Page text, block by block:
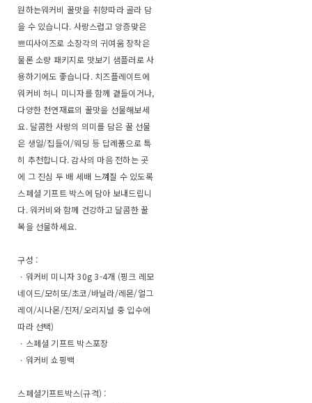
원하는워커비 꿀맛을 취향따라 골라 담
을 수 있습니다. 사랑스럽고 앙증맞은
쁘띠사이즈로 소장각의 귀여움 장착은
물론 소량 패키지로 맛보기 샘플러로 사
용하기에도 좋습니다. 치즈플레이트에
워커비 허니 미니자를 함께 곁들이거나,
다양한 천연재료의 꿀맛을 선물해보세
요. 달콤한 사랑의 의미를 담은 꿀 선물
은 생일/집들이/웨딩 등 답례품으로 특
히 추천합니다. 감사의 마음 전하는 곳
에 그 진심 두 배 세배 느껴질 수 있도록
스페셜 기프트 박스에 담아 보내드립니
다. 워커비와 함께 건강하고 달콤한 꿀
복을 선물하세요.
구성 :
ㆍ워커비 미니자 30g 3-4개 (핑크 레모
네이드/모히또/초코/바닐라/레몬/얼그
레이/시나몬/진저/오리지널 중 입수에
따라 선택)
ㆍ스페셜 기프트 박스포장
ㆍ워커비 쇼핑백
스페셜기프트박스(규격) :